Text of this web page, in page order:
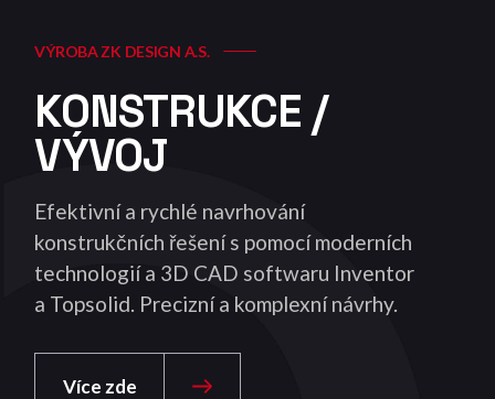
VÝROBA ZK DESIGN A.S.
KONSTRUKCE /
VÝVOJ
Efektivní a rychlé navrhování
konstrukčních řešení s pomocí moderních
technologií a 3D CAD softwaru Inventor
a Topsolid. Precizní a komplexní návrhy.
Více zde